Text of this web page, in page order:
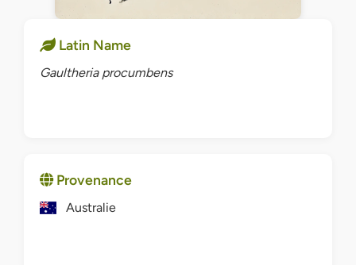
Latin Name
Gaultheria procumbens
Provenance
Australie